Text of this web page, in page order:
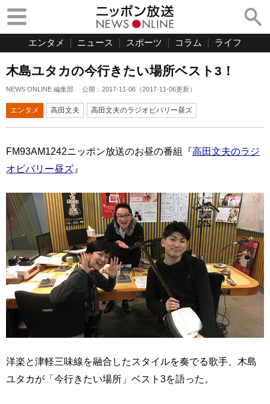
エンタメ ニュース スポーツ コラム ライフ
木島ユタカの今行きたい場所ベスト3！
NEWS ONLINE 編集部 公開： 2017-11-06 （2017-11-06更新）
エンタメ 高田文夫 高田文夫のラジオビバリー昼ズ
FM93AM1242ニッポン放送のお昼の番組『高田文夫のラジ
オビバリー昼ズ 』
洋楽と津軽三味線を融合したスタイルを奏でる歌手、木島
ユタカが「今行きたい場所」ベスト3を語った。